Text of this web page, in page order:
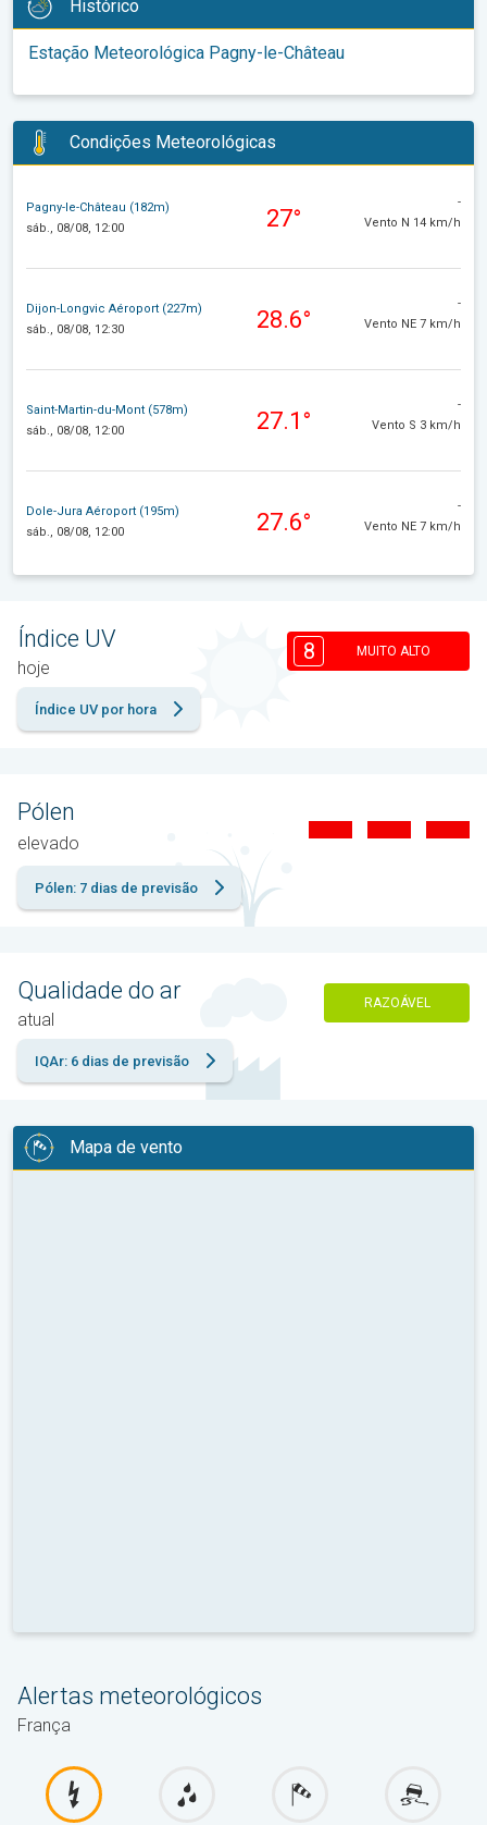
Histórico
Estação Meteorológica Pagny-le-Château
Condições Meteorológicas
Pagny-le-Château (182m)
sáb., 08/08, 12:00
27°
-
Vento N 14 km/h
Dijon-Longvic Aéroport (227m)
sáb., 08/08, 12:30
28.6°
-
Vento NE 7 km/h
Saint-Martin-du-Mont (578m)
sáb., 08/08, 12:00
27.1°
-
Vento S 3 km/h
Dole-Jura Aéroport (195m)
sáb., 08/08, 12:00
27.6°
-
Vento NE 7 km/h
Índice UV
hoje
8 MUITO ALTO
Índice UV por hora
Pólen
elevado
Pólen: 7 dias de previsão
Qualidade do ar
atual
RAZOÁVEL
IQAr: 6 dias de previsão
Mapa de vento
Alertas meteorológicos
França